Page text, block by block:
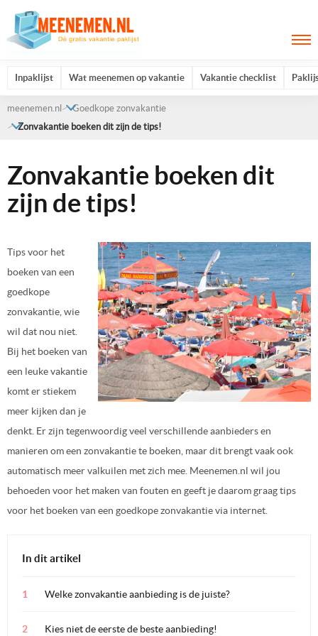
Inpaklijst Wat meenemen op vakantie Vakantie checklist
meenemen.nl
Goedkope zonvakantie
Zonvakantie boeken dit zijn de tips!
Zonvakantie boeken dit
zijn de tips!
Tips voor het
boeken van een
goedkope
zonvakantie, wie
wil dat nou niet.
Bij het boeken van
een leuke vakantie
komt er stiekem
meer kijken dan je
denkt. Er zijn tegenwoordig veel verschillende aanbieders en
manieren om een zonvakantie te boeken, maar dit brengt vaak ook
automatisch meer valkuilen met zich mee. Meenemen.nl wil jou
behoeden voor het maken van fouten en geeft je daarom graag tips
voor het boeken van een goedkope zonvakantie via internet.
In dit artikel
Welke zonvakantie aanbieding is de juiste?
Kies niet de eerste de beste aanbieding!